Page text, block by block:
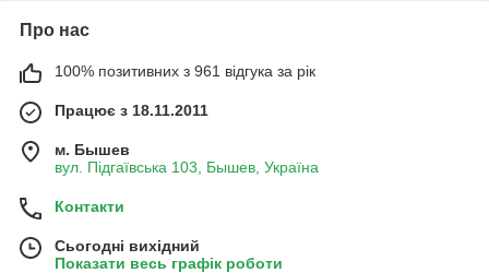
Про нас
100% позитивних з 961 відгука за рік
Працює з 18.11.2011
м. Бышев
вул. Підгаївська 103, Бышев, Україна
Контакти
Сьогодні вихідний
Показати весь графік роботи